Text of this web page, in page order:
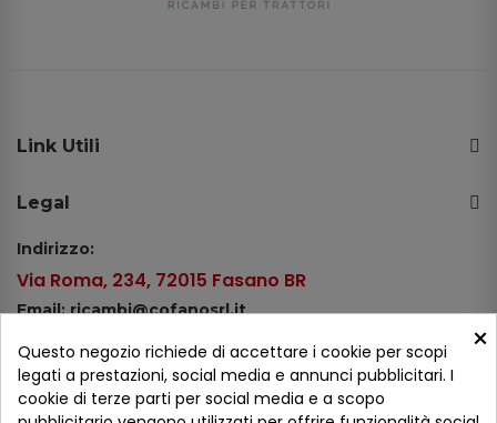
Link Utili
Legal
Indirizzo:
Via Roma, 234, 72015 Fasano BR
Email: ricambi@cofanosrl.it
Tel.: +39 080 44 13 478
WhatsApp: +39 334 98 51 100
×
Questo negozio richiede di accettare i cookie per scopi
legati a prestazioni, social media e annunci pubblicitari. I
cookie di terze parti per social media e a scopo